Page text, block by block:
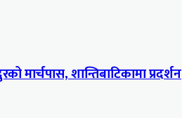
मार्चपास, शान्तिबाटिकामा प्रदर्शन